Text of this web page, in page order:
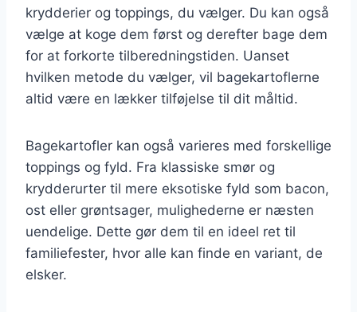
krydderier og toppings, du vælger. Du kan også
vælge at koge dem først og derefter bage dem
for at forkorte tilberedningstiden. Uanset
hvilken metode du vælger, vil bagekartoflerne
altid være en lækker tilføjelse til dit måltid.
Bagekartofler kan også varieres med forskellige
toppings og fyld. Fra klassiske smør og
krydderurter til mere eksotiske fyld som bacon,
ost eller grøntsager, mulighederne er næsten
uendelige. Dette gør dem til en ideel ret til
familiefester, hvor alle kan finde en variant, de
elsker.